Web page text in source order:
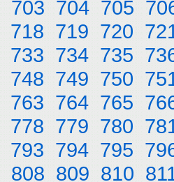
703 704 705
718 719 720
733 734 735
748 749 750
763 764 765
778 779 780
793 794 795
808 809 810